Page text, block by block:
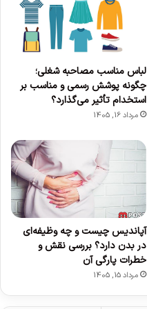
لباس مناسب مصاحبه شغلی؛
چگونه پوشش رسمی و مناسب بر
استخدام تأثیر می‌گذارد؟
مرداد 16, 1405
آپاندیس چیست و چه وظیفه‌ای
در بدن دارد؟ بررسی نقش و
خطرات پارگی آن
مرداد 15, 1405